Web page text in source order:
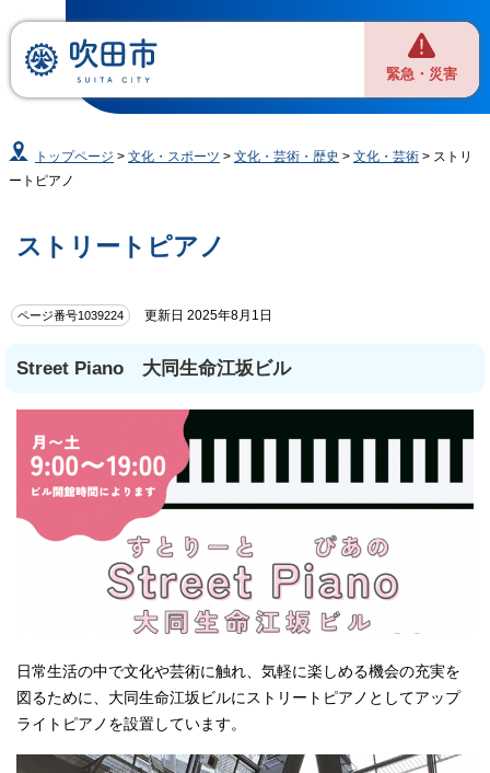
緊急・災害
トップページ >文化・スポーツ >文化・芸術・歴史 >文化・芸術 > ストリ
ートピアノ
ストリートピアノ
ページ番号1039224 更新日 2025年8月1日
Street Piano 大同生命江坂ビル
日常生活の中で文化や芸術に触れ、気軽に楽しめる機会の充実を
図るために、大同生命江坂ビルにストリートピアノとしてアップ
ライトピアノを設置しています。